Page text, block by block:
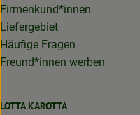
Firmenkund*innen
Liefergebiet
Häufige Fragen
Freund*innen werben
LOTTA KAROTTA